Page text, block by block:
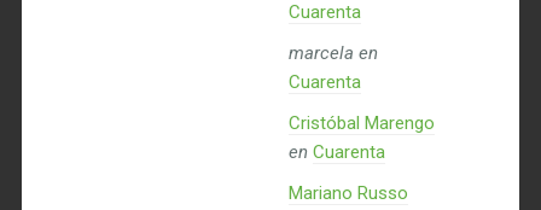
Cuarenta
marcela en
Cuarenta
Cristóbal Marengo
en Cuarenta
Mariano Russo